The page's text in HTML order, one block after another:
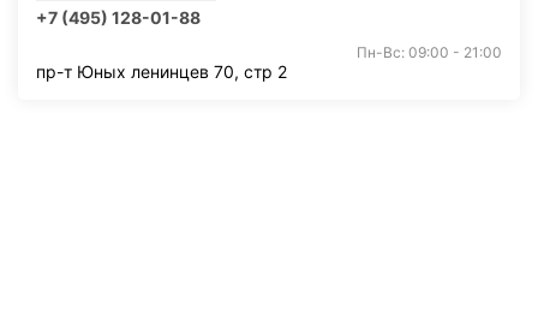
+7 (495) 128-01-88
Пн-Вс: 09:00 - 21:00
пр-т Юных ленинцев 70, стр 2